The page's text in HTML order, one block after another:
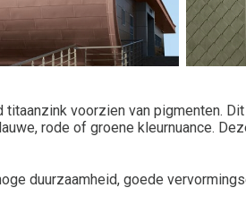
voorzien van pigmenten.
rode of groene kleurnuance.
duurzaamheid, goede